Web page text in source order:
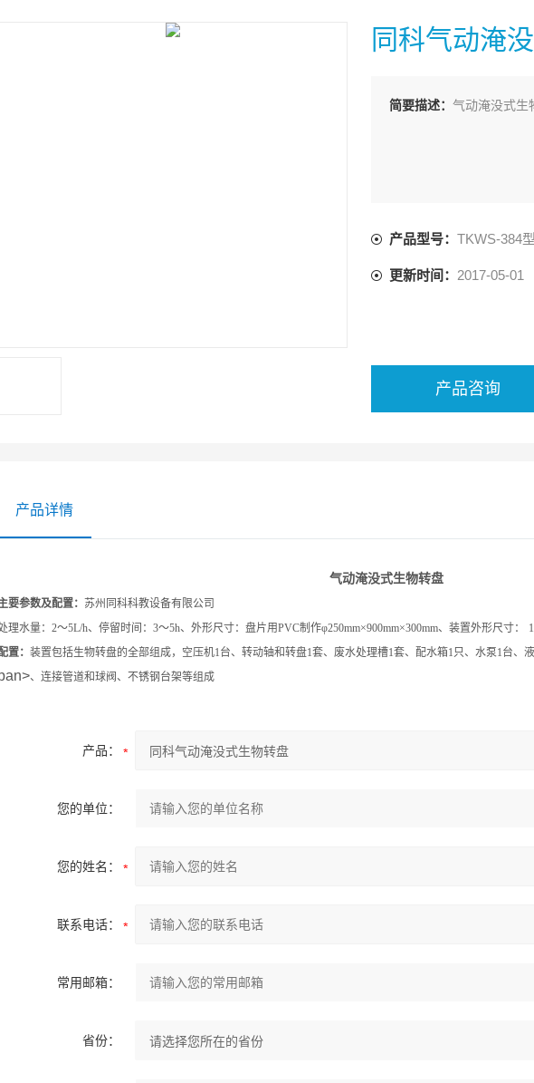
同科气动淹
简要描述： 气动淹没式生
产品型号： TKWS-384型
更新时间： 2017-05-01
产品咨询
产品详情
气动淹没式生物转盘
要参数及配置： 苏州同科科教设备有限公司
理水量：2～5L/h、 停留时间： 3～5h、外形尺寸：盘片用PVC制作φ250mm×900mm×300mm、装置外形尺寸：
置： 装置包括生物转盘的全部组成，空压机1台、转动轴和转盘1套、废水处理槽1套、配水箱1只、水泵1台、
、连接管道和球阀、不锈钢台架等组成
产品：
您的单位：
您的姓名：
联系电话：
常用邮箱：
省份：